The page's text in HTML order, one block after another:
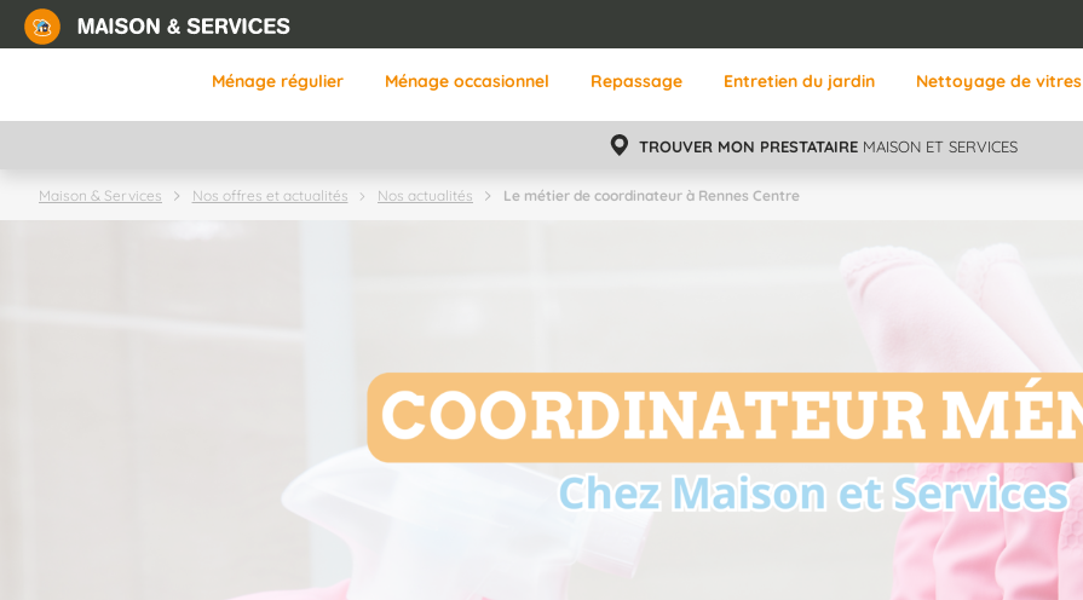
Aller
Ménage régulier Ménage occasionnel Repassage Entretien du jardin Nettoyage de vitres
TROUVER MON PRESTATAIRE MAISON ET SERVICES
Maison & Services Nos offres et actualités Nos actualités Le métier de coordinateur à Rennes Centre